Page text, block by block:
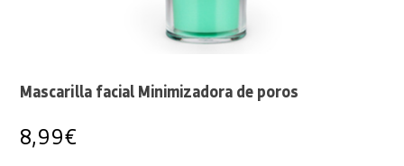
Mascarilla facial Minimizadora de poros
8,99€